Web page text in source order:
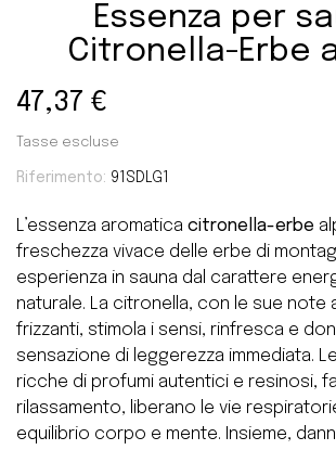
Essenza per
Citronella-Erbe
47,37 €
Tasse escluse
Riferimento: 91SDLG1
L’essenza aromatica citronella-erbe
freschezza vivace delle erbe di
esperienza in sauna dal carattere
naturale. La citronella, con le sue note
frizzanti, stimola i sensi, rinfresca e
sensazione di leggerezza immediata.
ricche di profumi autentici e resinosi,
rilassamento, liberano le vie
equilibrio corpo e mente. Insieme,